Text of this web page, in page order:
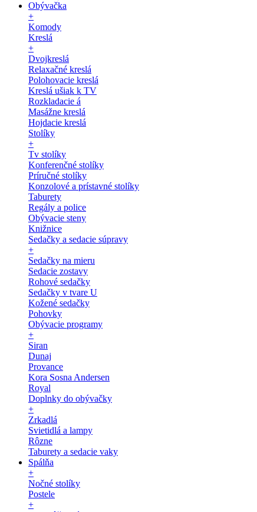
Obývačka
+
Komody
Kreslá
+
Dvojkreslá
Relaxačné kreslá
Polohovacie kreslá
Kreslá ušiak k TV
Rozkladacie á
Masážne kreslá
Hojdacie kreslá
Stolíky
+
Tv stolíky
Konferenčné stolíky
Príručné stolíky
Konzolové a prístavné stolíky
Taburety
Regály a police
Obývacie steny
Knižnice
Sedačky a sedacie súpravy
+
Sedačky na mieru
Sedacie zostavy
Rohové sedačky
Sedačky v tvare U
Kožené sedačky
Pohovky
Obývacie programy
+
Siran
Dunaj
Provance
Kora Sosna Andersen
Royal
Doplnky do obývačky
+
Zrkadlá
Svietidlá a lampy
Rôzne
Taburety a sedacie vaky
Spálňa
+
Nočné stolíky
Postele
+